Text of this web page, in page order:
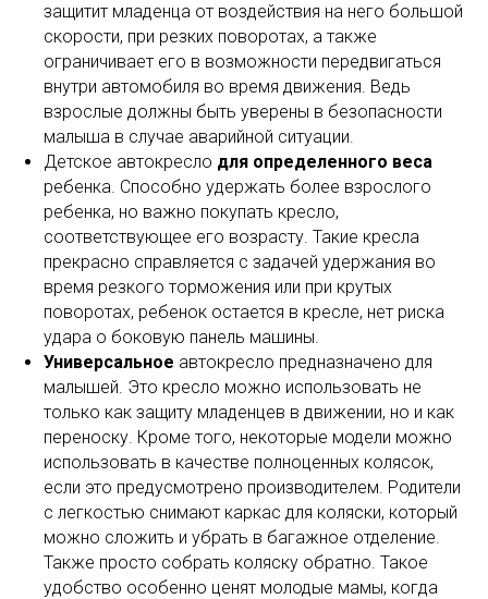
защитит младенца от воздействия на него большой
скорости, при резких поворотах, а также
ограничивает его в возможности передвигаться
внутри автомобиля во время движения. Ведь
взрослые должны быть уверены в безопасности
малыша в случае аварийной ситуации.
Детское автокресло для определенного веса
ребенка. Способно удержать более взрослого
ребенка, но важно покупать кресло,
соответствующее его возрасту. Такие кресла
прекрасно справляется с задачей удержания во
время резкого торможения или при крутых
поворотах, ребенок остается в кресле, нет риска
удара о боковую панель машины.
Универсальное автокресло предназначено для
малышей. Это кресло можно использовать не
только как защиту младенцев в движении, но и как
переноску. Кроме того, некоторые модели можно
использовать в качестве полноценных колясок,
если это предусмотрено производителем. Родители
с легкостью снимают каркас для коляски, который
можно сложить и убрать в багажное отделение.
Также просто собрать коляску обратно. Такое
удобство особенно ценят молодые мамы, когда